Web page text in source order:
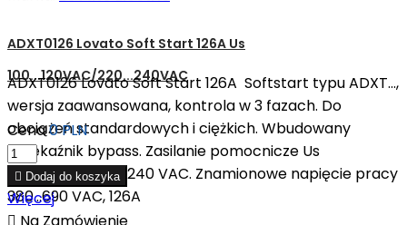
ADXT0126 Lovato Soft Start 126A Us
100...120VAC/220...240VAC
ADXT0126 Lovato Soft Start 126A Softstart typu ADXT...,
wersja zaawansowana, kontrola w 3 fazach. Do
obciążeń standardowych i ciężkich. Wbudowany
przekaźnik bypass. Zasilanie pomocnicze Us
110...120VAC/220...240 VAC. Znamionowe napięcie pracy
380...690 VAC, 126A
Cena0 PLN
 Dodaj do koszyka
Więcej
 Na Zamówienie